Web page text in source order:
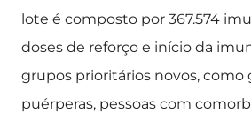
lote é composto por 367.574
doses de reforço e início da
grupos prioritários novos, como
puérperas, pessoas com